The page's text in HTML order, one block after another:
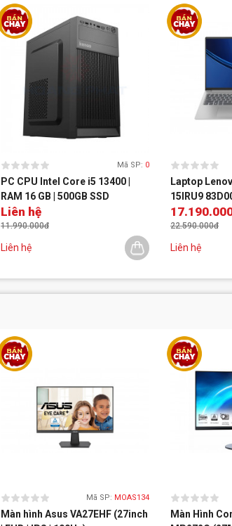
Mã SP: 0
PC CPU Intel Core i5 13400 |
RAM 16 GB | 500GB SSD
Liên hệ
11.990.000đ
Liên hệ
Laptop
15IRU9
5 120U |
WUXGA | Win
22.590.000đ
Liên hệ
Mã SP: MOAS134
Màn hình Asus VA27EHF (27inch
Màn Hình